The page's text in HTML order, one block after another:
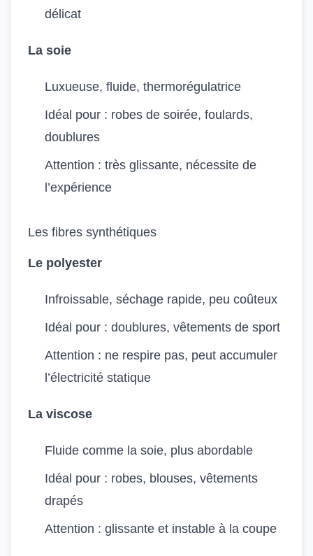
délicat
La soie
Luxueuse, fluide, thermorégulatrice
Idéal pour : robes de soirée, foulards,
doublures
Attention : très glissante, nécessite de
l’expérience
Les fibres synthétiques
Le polyester
Infroissable, séchage rapide, peu coûteux
Idéal pour : doublures, vêtements de sport
Attention : ne respire pas, peut accumuler
l’électricité statique
La viscose
Fluide comme la soie, plus abordable
Idéal pour : robes, blouses, vêtements
drapés
Attention : glissante et instable à la coupe